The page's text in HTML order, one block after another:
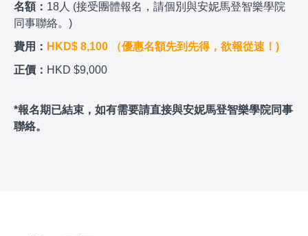
名額： 18人 (接受團體報名，請個別與安妮馬登智樂學院
同事聯絡。)
費用： HKD$ 8,100 （優惠名額先到先得，欲報從速！)
正價： HKD $9,000
*報名期已結束，如有需要請直接與安妮馬登智樂學院同事
聯絡。